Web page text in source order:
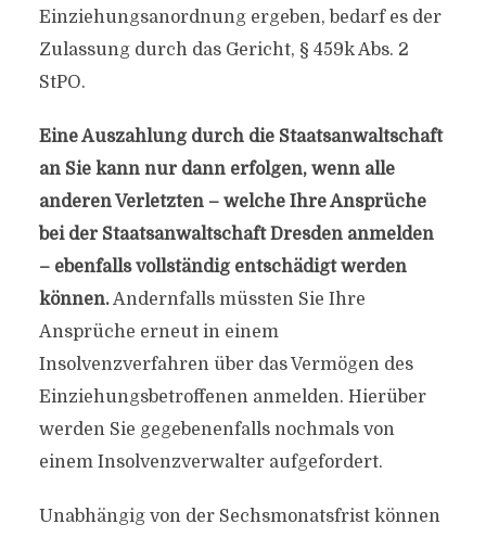
Einziehungsanordnung ergeben, bedarf es der
Zulassung durch das Gericht, § 459k Abs. 2
StPO.
Eine Auszahlung durch die Staatsanwaltschaft
an Sie kann nur dann erfolgen, wenn alle
anderen Verletzten – welche Ihre Ansprüche
bei der Staatsanwaltschaft Dresden anmelden
– ebenfalls vollständig entschädigt werden
können.Andernfalls müssten Sie Ihre
Ansprüche erneut in einem
Insolvenzverfahren über das Vermögen des
Einziehungsbetroffenen anmelden. Hierüber
werden Sie gegebenenfalls nochmals von
einem Insolvenzverwalter aufgefordert.
Unabhängig von der Sechsmonatsfrist können